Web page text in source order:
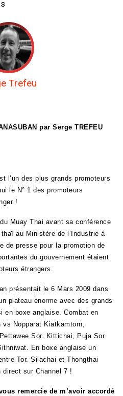
Trefeu
par Serge TREFEU
l’un des plus grands promoteurs
le N° 1 des promoteurs
!
Muay Thai avant sa conférence
au Ministère de l’Industrie à
de presse pour la promotion de
du gouvernement étaient
étrangers.
présentait le 6 Mars 2009 dans
plateau énorme avec des grands
en boxe anglaise. Combat en
vs Nopparat Kiatkamtorn,
Sor. Kittichai, Puja Sor.
En boxe anglaise un
Tor. Silachai et Thongthai
direct sur Channel 7 !
remercie de m’avoir accordé